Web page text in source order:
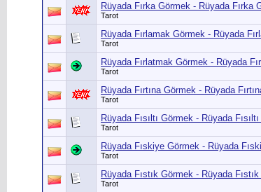
Rüyada Fırka Görmek - Rüyada Fırka
Tarot
Rüyada Fırlamak Görmek - Rüyada
Tarot
Rüyada Fırlatmak Görmek - Rüyada
Tarot
Rüyada Fırtına Görmek - Rüyada
Tarot
Rüyada Fısıltı Görmek - Rüyada
Tarot
Rüyada Fıskiye Görmek - Rüyada
Tarot
Rüyada Fıstık Görmek - Rüyada
Tarot